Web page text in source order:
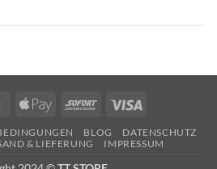
MasterCardApple
Sofort
BLOG
DATENSCHUTZ
& LIEFERUNG IMPRESSUM